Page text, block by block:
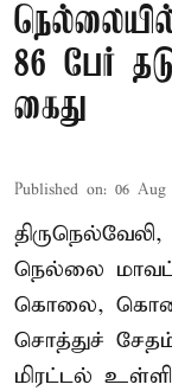
86 பேர்
கைது
Published on: 06 Aug
திருநெல்வேலி,
நெல்லை
கொலை, கொலை
சொத்துச் சேதம்
மிரட்டல்